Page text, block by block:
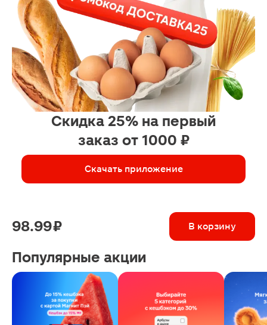
Скидка 25% на первый
заказ от 1000 ₽
Скачать приложение
98.99 ₽ В корзину
Популярные акции